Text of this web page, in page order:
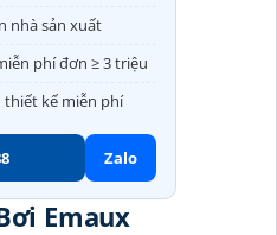
nhà sản xuất
phí đơn ≥ 3 triệu
kế miễn phí
Zalo
Emaux